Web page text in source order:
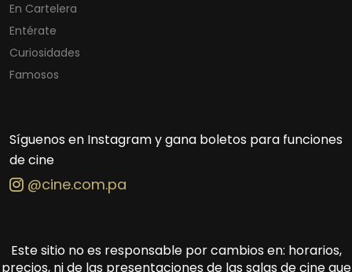
En Cartelera
Entérate
Curiosidades
Famosos
Síguenos en Instagram y gana boletos para funciones
de cine
@cine.com.pa
Este sitio no es responsable por cambios en: horarios,
precios, ni de las presentaciones de las salas de cine que